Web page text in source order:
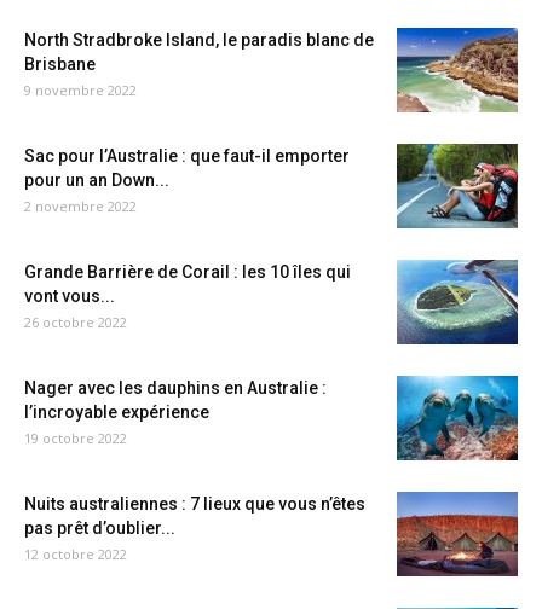
North Stradbroke Island, le paradis blanc de
Brisbane
9 novembre 2022
Sac pour l’Australie : que faut-il emporter
pour un an Down...
2 novembre 2022
Grande Barrière de Corail : les 10 îles qui
vont vous...
26 octobre 2022
Nager avec les dauphins en Australie :
l’incroyable expérience
19 octobre 2022
Nuits australiennes : 7 lieux que vous n’êtes
pas prêt d’oublier...
12 octobre 2022